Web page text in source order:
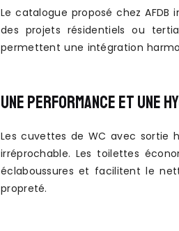
Le catalogue proposé chez
des projets résidentiels ou
permettent une intégration
UNE PERFORMANCE ET UNE
Les cuvettes de WC avec sortie
irréprochable. Les toilettes
éclaboussures et facilitent le
propreté.